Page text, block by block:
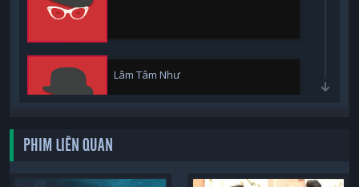
Lâm Tâm Như
PHIM LIÊN QUAN